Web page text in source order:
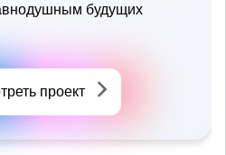
будущих
проект